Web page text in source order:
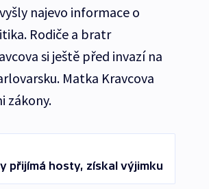
najevo informace o
Rodiče a bratr
si ještě před invazí na
Matka Kravcova
zákony.
přijímá hosty, získal výjimku